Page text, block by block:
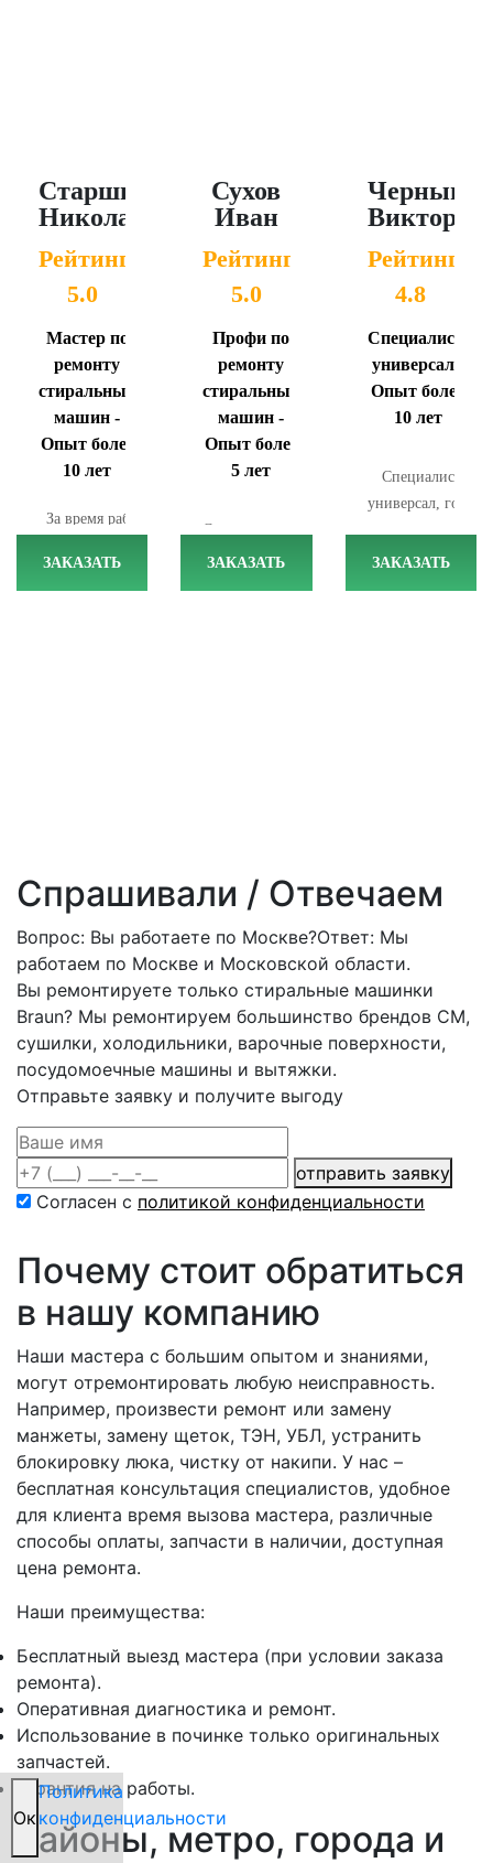
Старшинов
Николай
Рейтинг
5.0
Мастер по
ремонту
стиральных
машин -
Опыт более
10 лет
За время работы
сотню стиральных
ЗАКАЗАТЬ
Сухов
Иван
Рейтинг
5.0
Профи по
ремонту
стиральных
машин -
Опыт более
5 лет
Специализация
- срочный
ЗАКАЗАТЬ
Виктор
Рейтинг
4.8
Специалист-
универсал -
Опыт более
10 лет
Специалист-
универсал, готов
как стиральные
ЗАКАЗАТЬ
Спрашивали / Отвечаем
Вопрос: Вы работаете по Москве?Ответ: Мы
работаем по Москве и Московской области.
Вы ремонтируете только стиральные машинки
Braun? Мы ремонтируем большинство брендов СМ,
сушилки, холодильники, варочные поверхности,
посудомоечные машины и вытяжки.
Отправьте заявку и получите выгоду
отправить заявку
Согласен с политикой конфиденциальности
Почему стоит обратиться
в нашу компанию
Наши мастера с большим опытом и знаниями,
могут отремонтировать любую неисправность.
Например, произвести ремонт или замену
манжеты, замену щеток, ТЭН, УБЛ, устранить
блокировку люка, чистку от накипи. У нас –
бесплатная консультация специалистов, удобное
для клиента время вызова мастера, различные
способы оплаты, запчасти в наличии, доступная
цена ремонта.
Наши преимущества:
Бесплатный выезд мастера (при условии заказа
ремонта).
Оперативная диагностика и ремонт.
Использование в починке только оригинальных
запчастей.
Гарантия на работы.
Районы, метро, города и
Oк
Политика
конфиденциальности